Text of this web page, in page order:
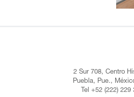
2 Sur 708, Centro
Puebla, Pue.,
Tel +52 (222) 229